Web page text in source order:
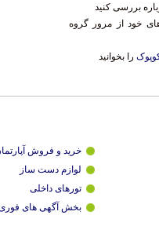
بررسی کنید
خود از مرور گروه
را بخوانید
خرید و فروش
لوازم دست ساز
تورهای داخلی
بخش آگهی های